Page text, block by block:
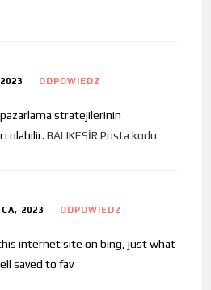
ODPOWIEDZ
stratejilerinin
olabilir.BALIKESİR Posta kodu
2023 ODPOWIEDZ
internet site on bing, just what
saved to fav